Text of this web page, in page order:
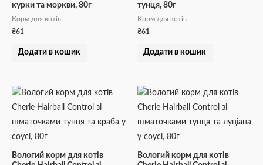
курки та моркви, 80г
Корм для котів
₴61
Додати в кошик
тунця, 80г
Корм для котів
₴61
Додати в кошик
Вологий корм для котів
Вологий корм для котів